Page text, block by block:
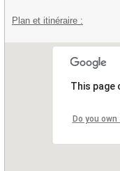
Plan et itinéraire :
This page
Do you